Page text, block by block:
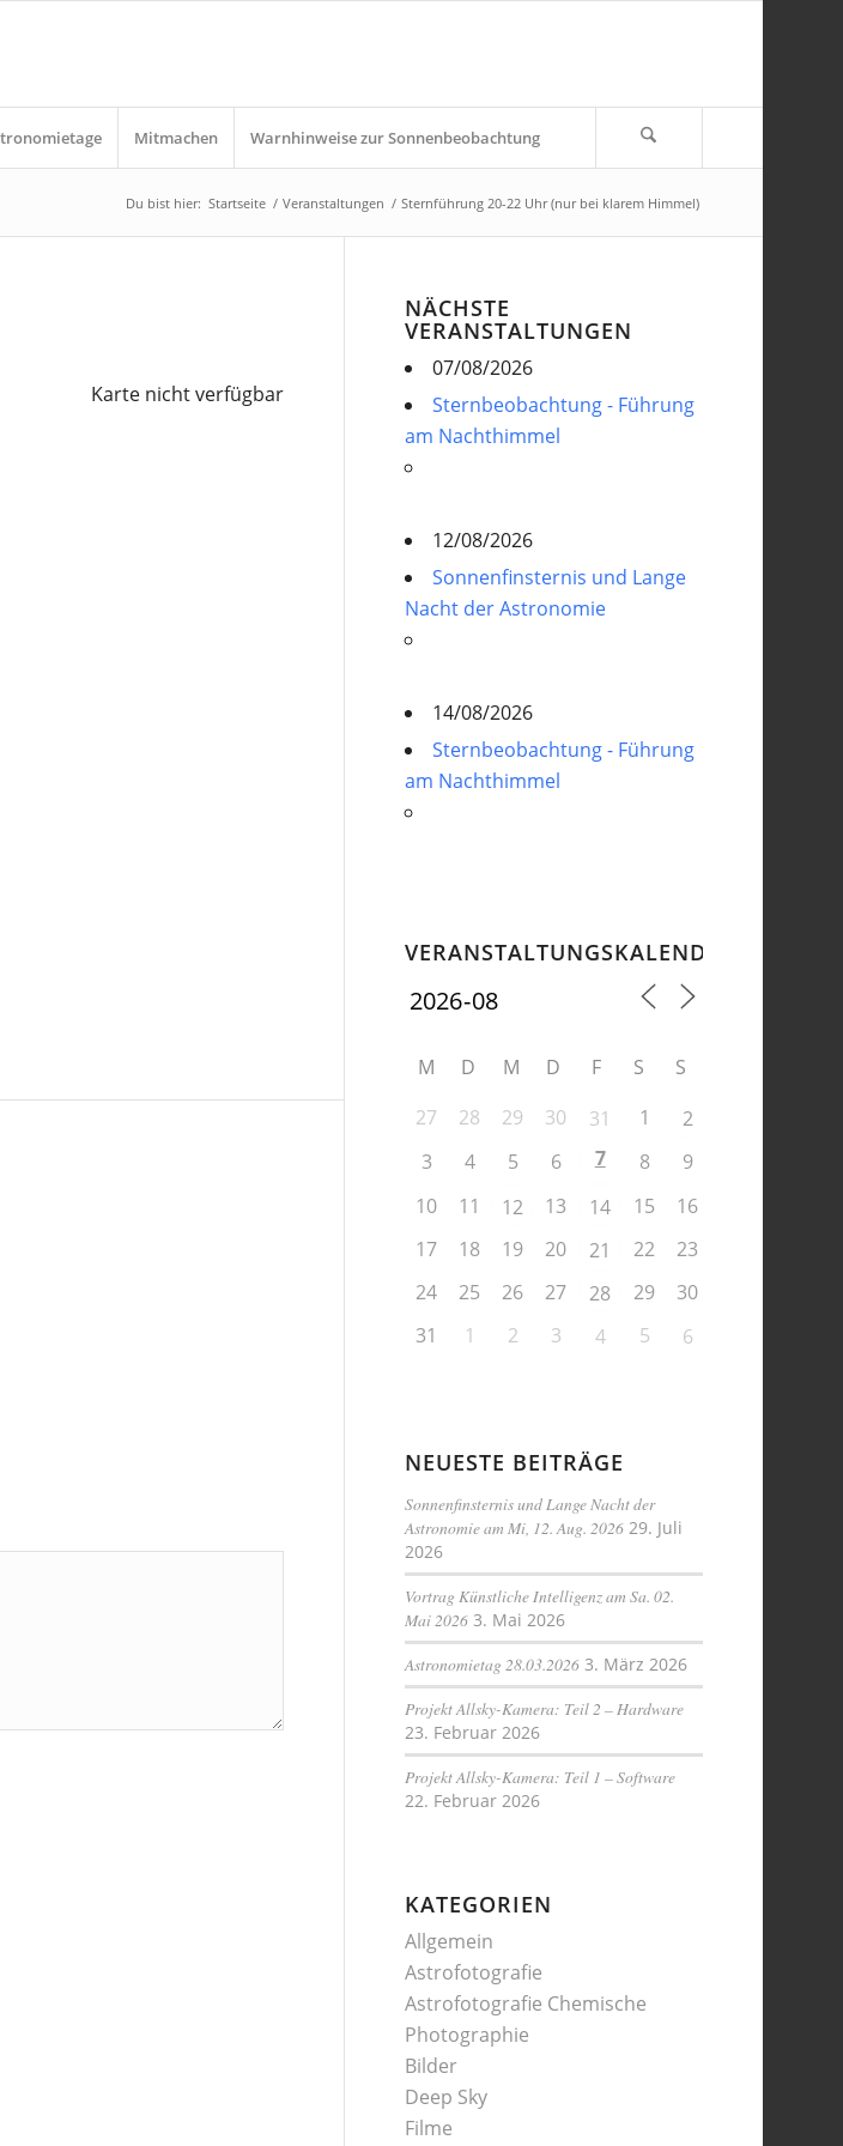
Mitmachen Warnhinweise zur Sonnenbeobachtung
Du bist hier: Startseite / Veranstaltungen / Sternführung 20-22 Uhr (nur bei klarem Himmel)
Karte nicht verfügbar
NÄCHSTE
VERANSTALTUNGEN
07/08/2026
Sternbeobachtung - Führung
am Nachthimmel
12/08/2026
Sonnenfinsternis und Lange
Nacht der Astronomie
14/08/2026
Sternbeobachtung - Führung
am Nachthimmel
VERANSTALTUNGSKALENDER
M D M D F S
S
27
28 29 30 31 1
2
3
4 5 6 7 8
9
10
11 12 13 14 15
16
17
18 19 20 21 22
23
24
25 26 27 28 29
30
31
1 2 3 4 5 6
NEUESTE BEITRÄGE
Sonnenfinsternis und Lange Nacht der
Astronomie am Mi, 12. Aug. 2026 29. Juli
2026
Vortrag Künstliche Intelligenz am Sa. 02.
Mai 2026 3. Mai 2026
Astronomietag 28.03.2026 3. März 2026
Projekt Allsky-Kamera: Teil 2 – Hardware
23. Februar 2026
Projekt Allsky-Kamera: Teil 1 – Software
22. Februar 2026
KATEGORIEN
Allgemein
Astrofotografie
Astrofotografie Chemische
Photographie
Bilder
Deep Sky
Filme